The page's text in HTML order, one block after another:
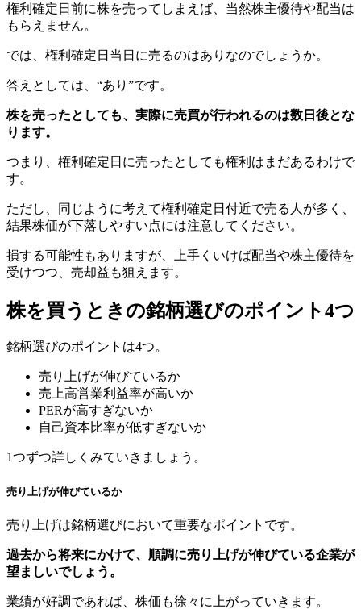
権利確定日前に株を売ってしまえば、当然株主優待や配当は
もらえません。
では、権利確定日当日に売るのはありなのでしょうか。
答えとしては、“あり”です。
株を売ったとしても、実際に売買が行われるのは数日後とな
ります。
つまり、権利確定日に売ったとしても権利はまだあるわけで
す。
ただし、同じように考えて権利確定日付近で売る人が多く、
結果株価が下落しやすい点には注意してください。
損する可能性もありますが、上手くいけば配当や株主優待を
受けつつ、売却益も狙えます。
株を買うときの銘柄選びのポイント4つ
銘柄選びのポイントは4つ。
売り上げが伸びているか
売上高営業利益率が高いか
PERが高すぎないか
自己資本比率が低すぎないか
1つずつ詳しくみていきましょう。
売り上げが伸びているか
売り上げは銘柄選びにおいて重要なポイントです。
過去から将来にかけて、順調に売り上げが伸びている企業が
望ましいでしょう。
業績が好調であれば、株価も徐々に上がっていきます。